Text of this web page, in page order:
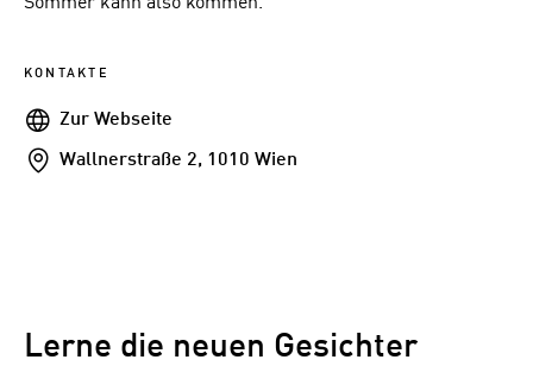
KONTAKTE
WebseiteZur Webseite
Addresse
Wallnerstraße 2, 1010 Wien
Lerne die neuen Gesichter